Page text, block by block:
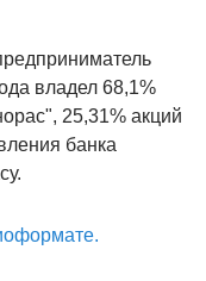
владел 68,1%
25,31% акций
банка